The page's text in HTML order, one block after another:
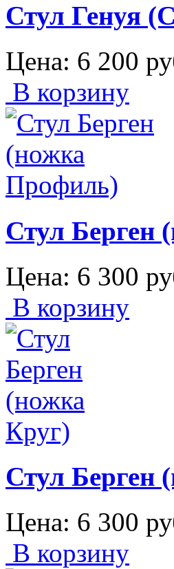
Стул Генуя
Цена: 6 200
В корзину
Стул Берген
Цена: 6 300
В корзину
Стул Берген
Цена: 6 300
В корзину